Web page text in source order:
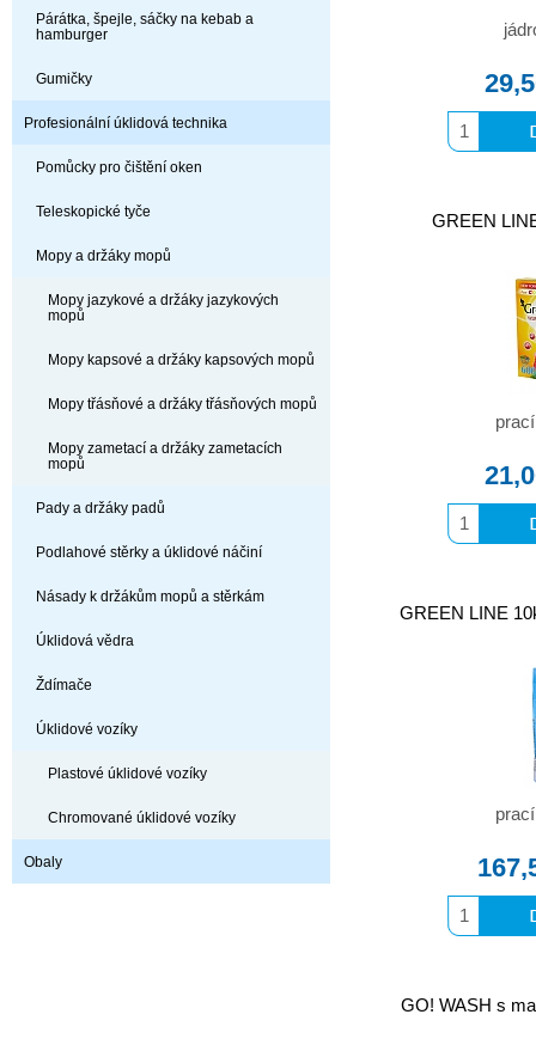
Párátka, špejle, sáčky na kebab a
hamburger
Gumičky
Profesionální úklidová technika
Pomůcky pro čištění oken
Teleskopické tyče
Mopy a držáky mopů
Mopy jazykové a držáky jazykových
mopů
Mopy kapsové a držáky kapsových mopů
Mopy třásňové a držáky třásňových mopů
Mopy zametací a držáky zametacích
mopů
Pady a držáky padů
Podlahové stěrky a úklidové náčiní
Násady k držákům mopů a stěrkám
Úklidová vědra
Ždímače
Úklidové vozíky
Plastové úklidové vozíky
Chromované úklidové vozíky
Obaly
GREEN
GREEN LINE
GO! WASH s